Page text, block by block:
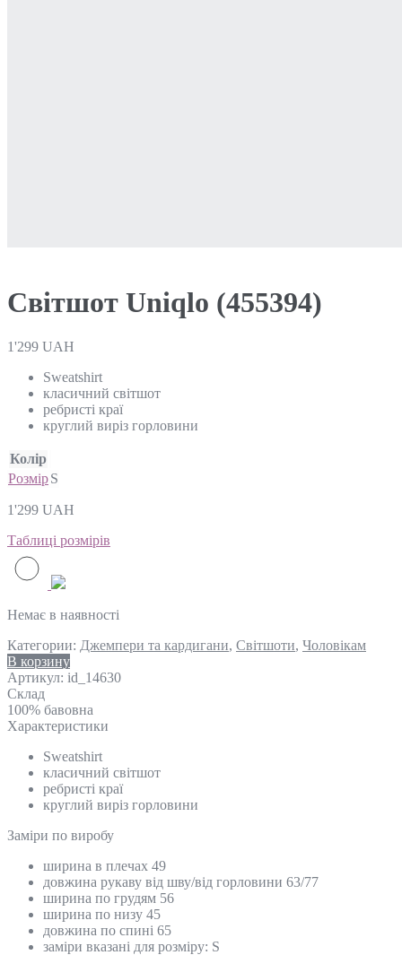
Світшот Uniqlo (455394)
1'299 UAH
Sweatshirt
класичний світшот
ребристі краї
круглий виріз горловини
Колір
РозмірS
1'299 UAH
Таблиці розмірів
Немає в наявності
Категории: Джемпери та кардигани, Світшоти, Чоловікам
В корзину
Артикул: id_14630
Склад
100% бавовна
Характеристики
Sweatshirt
класичний світшот
ребристі краї
круглий виріз горловини
Замiри по виробу
ширина в плечах 49
довжина рукаву від шву/від горловини 63/77
ширина по грудям 56
ширина по низу 45
довжина по спині 65
заміри вказані для розміру: S